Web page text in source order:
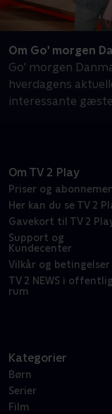
Om Go' morgen
Go' morgen
hverdagens
interessante
Om TV 2 Play
Priser og
Her kan du se TV 2
Gavekort til TV 2
Support og
Kundecenter
Vilkår og betingelser
TV 2 NEWS i
rum
Kategorier
Børn
Serier
Film